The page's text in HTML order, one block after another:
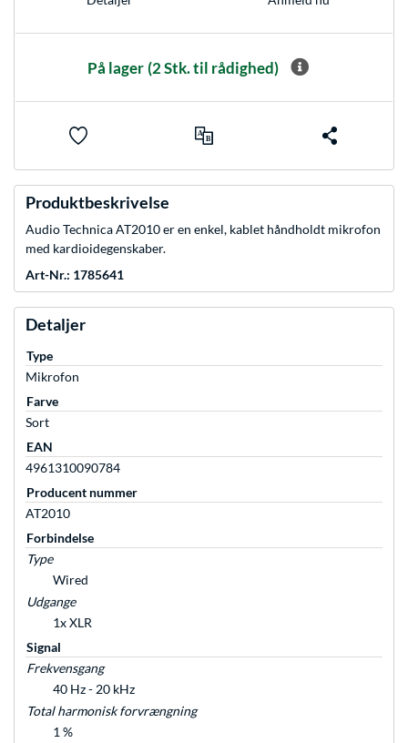
På lager (2 Stk. til rådighed)
Produktbeskrivelse
Audio Technica AT2010 er en enkel, kablet håndholdt mikrofon
med kardioidegenskaber.
Art-Nr.: 1785641
Detaljer
Type
Mikrofon
Farve
Sort
EAN
4961310090784
Producent nummer
AT2010
Forbindelse
Type
Wired
Udgange
1x XLR
Signal
Frekvensgang
40 Hz - 20 kHz
Total harmonisk forvrængning
1 %